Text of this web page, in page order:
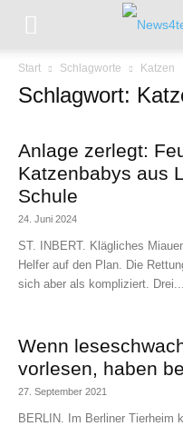
Start Schlagworte Katzen
Schlagwort:
Anlage zerlegt:
Katzenbabys aus
Schule
24. Juni 2024
ST. INBERT. Klägliches
Helfer auf den Plan. Die
sich aber als kompliziert. Drei...
Wenn
vorlesen, haben
27. September 2021
BERLIN. Im Berliner Tierheim